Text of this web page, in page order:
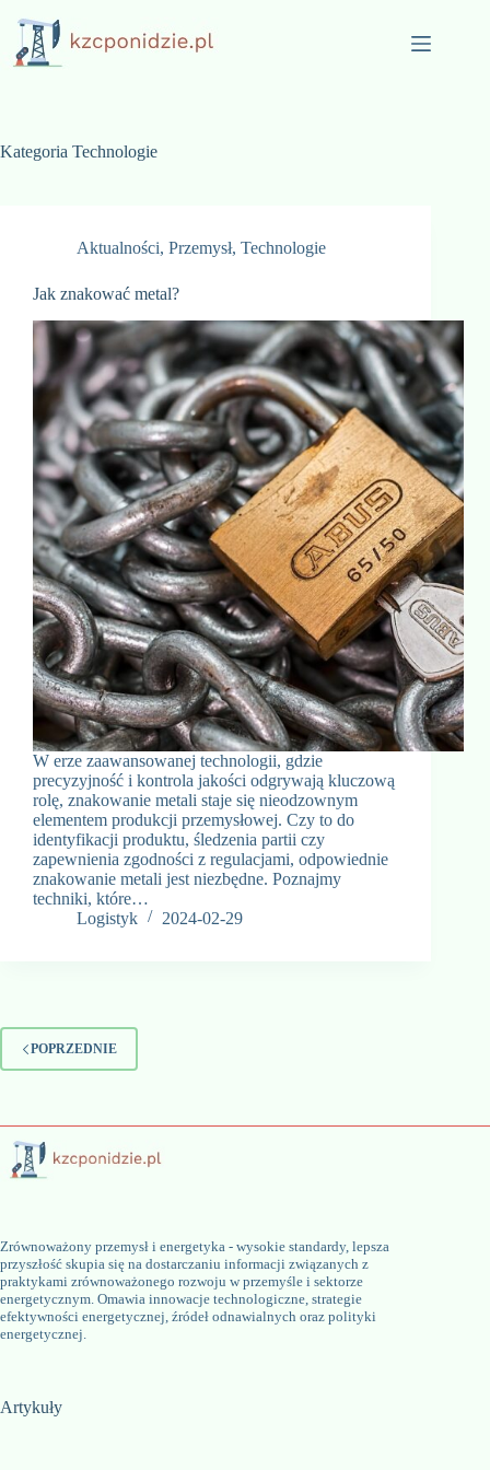
treści
Kategoria Technologie
Aktualności, Przemysł, Technologie
Jak znakować metal?
W erze zaawansowanej technologii, gdzie
precyzyjność i kontrola jakości odgrywają kluczową
rolę, znakowanie metali staje się nieodzownym
elementem produkcji przemysłowej. Czy to do
identyfikacji produktu, śledzenia partii czy
zapewnienia zgodności z regulacjami, odpowiednie
znakowanie metali jest niezbędne. Poznajmy
techniki, które…
Logistyk
2024-02-29
POPRZEDNIE
Zrównoważony przemysł i energetyka - wysokie standardy, lepsza
przyszłość skupia się na dostarczaniu informacji związanych z
praktykami zrównoważonego rozwoju w przemyśle i sektorze
energetycznym. Omawia innowacje technologiczne, strategie
efektywności energetycznej, źródeł odnawialnych oraz polityki
energetycznej.
Artykuły